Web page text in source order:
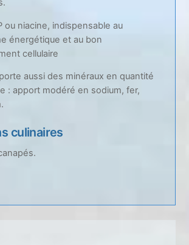
ou niacine, indispensable au
énergétique et au bon
cellulaire
aussi des minéraux en quantité
: apport modéré en sodium, fer,
culinaires